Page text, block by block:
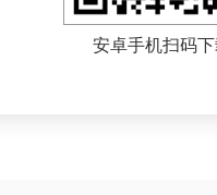
安卓手机扫码下